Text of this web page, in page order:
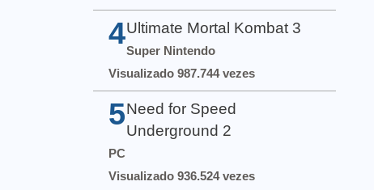
4 Ultimate Mortal Kombat 3
Super Nintendo
Visualizado 987.744 vezes
5 Need for Speed
Underground 2
PC
Visualizado 936.524 vezes